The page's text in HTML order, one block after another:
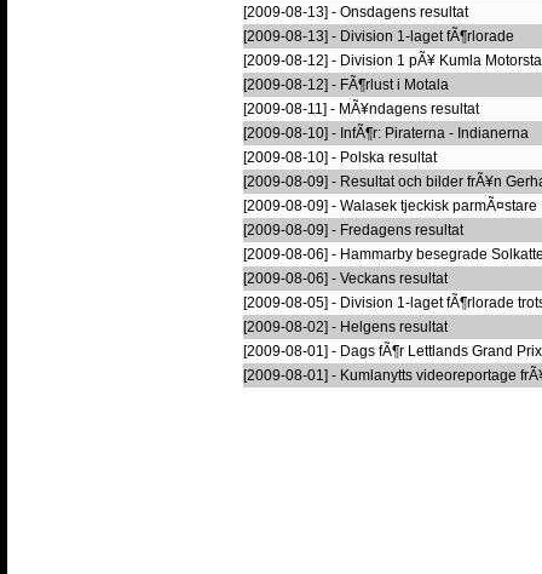
[2009-08-13] - Onsdagens resultat
[2009-08-13] - Division 1-laget fÃ¶rlorade
[2009-08-12] - Division 1 pÃ¥ Kumla
[2009-08-12] - FÃ¶rlust i Motala
[2009-08-11] - MÃ¥ndagens resultat
[2009-08-10] - InfÃ¶r: Piraterna - Indianerna
[2009-08-10] - Polska resultat
[2009-08-09] - Resultat och bilder frÃ¥n
[2009-08-09] - Walasek tjeckisk parmÃ¤stare
[2009-08-09] - Fredagens resultat
[2009-08-06] - Hammarby besegrade
[2009-08-06] - Veckans resultat
[2009-08-05] - Division 1-laget fÃ¶rlorade
[2009-08-02] - Helgens resultat
[2009-08-01] - Dags fÃ¶r Lettlands Grand Prix
[2009-08-01] - Kumlanytts videoreportage